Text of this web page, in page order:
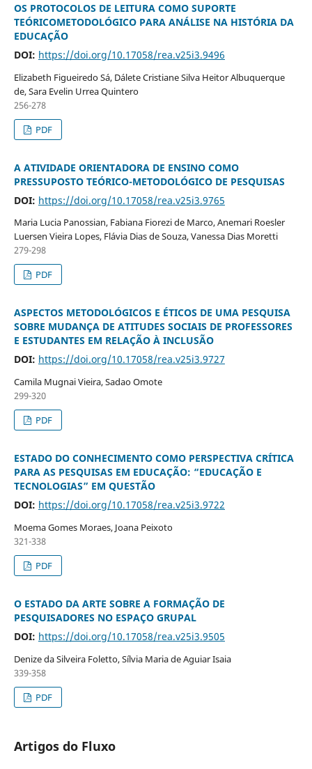
OS PROTOCOLOS DE LEITURA COMO SUPORTE
TEÓRICOMETODOLÓGICO PARA ANÁLISE NA HISTÓRIA DA
EDUCAÇÃO
DOI: https://doi.org/10.17058/rea.v25i3.9496
Elizabeth Figueiredo Sá, Dálete Cristiane Silva Heitor Albuquerque
de, Sara Evelin Urrea Quintero
256-278
PDF
A ATIVIDADE ORIENTADORA DE ENSINO COMO
PRESSUPOSTO TEÓRICO-METODOLÓGICO DE PESQUISAS
DOI: https://doi.org/10.17058/rea.v25i3.9765
Maria Lucia Panossian, Fabiana Fiorezi de Marco, Anemari Roesler
Luersen Vieira Lopes, Flávia Dias de Souza, Vanessa Dias Moretti
279-298
PDF
ASPECTOS METODOLÓGICOS E ÉTICOS DE UMA PESQUISA
SOBRE MUDANÇA DE ATITUDES SOCIAIS DE PROFESSORES
E ESTUDANTES EM RELAÇÃO À INCLUSÃO
DOI: https://doi.org/10.17058/rea.v25i3.9727
Camila Mugnai Vieira, Sadao Omote
299-320
PDF
ESTADO DO CONHECIMENTO COMO PERSPECTIVA CRÍTICA
PARA AS PESQUISAS EM EDUCAÇÃO: “EDUCAÇÃO E
TECNOLOGIAS” EM QUESTÃO
DOI: https://doi.org/10.17058/rea.v25i3.9722
Moema Gomes Moraes, Joana Peixoto
321-338
PDF
O ESTADO DA ARTE SOBRE A FORMAÇÃO DE
PESQUISADORES NO ESPAÇO GRUPAL
DOI: https://doi.org/10.17058/rea.v25i3.9505
Denize da Silveira Foletto, Sílvia Maria de Aguiar Isaia
339-358
PDF
Artigos do Fluxo